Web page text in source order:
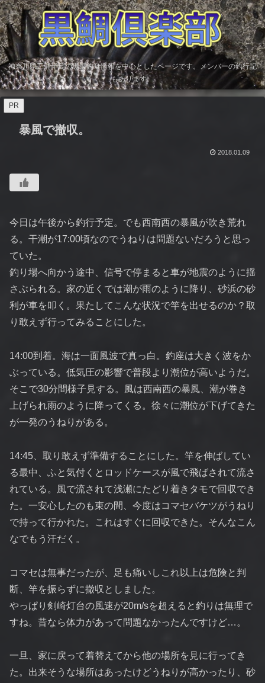
神奈川県三浦半島の黒鯛釣り情報を中心としたページです。メンバーの釣行記
もあります。
PR
暴風で撤収。
2018.01.09
今日は午後から釣行予定。でも西南西の暴風が吹き荒れ
る。干潮が17:00頃なのでうねりは問題ないだろうと思っ
ていた。
釣り場へ向かう途中、信号で停まると車が地震のように揺
さぶられる。家の近くでは潮が雨のように降り、砂浜の砂
利が車を叩く。果たしてこんな状況で竿を出せるのか？取
り敢えず行ってみることにした。
14:00到着。海は一面風波で真っ白。釣座は大きく波をか
ぶっている。低気圧の影響で普段より潮位が高いようだ。
そこで30分間様子見する。風は西南西の暴風、潮が巻き
上げられ雨のように降ってくる。徐々に潮位が下げてきた
が一発のうねりがある。
14:45、取り敢えず準備することにした。竿を伸ばしてい
る最中、ふと気付くとロッドケースが風で飛ばされて流さ
れている。風で流されて浅瀬にたどり着きタモで回収でき
た。一安心したのも束の間、今度はコマセバケツがうねり
で持って行かれた。これはすぐに回収できた。そんなこん
なでもう汗だく。
コマセは無事だったが、足も痛いしこれ以上は危険と判
断、竿を振らずに撤収としました。
やっぱり剣崎灯台の風速が20m/sを超えると釣りは無理で
すね。昔なら体力があって問題なかったんですけど…。
一旦、家に戻って着替えてから他の場所を見に行ってき
た。出来そうな場所はあったけどうねりが高かったり、砂